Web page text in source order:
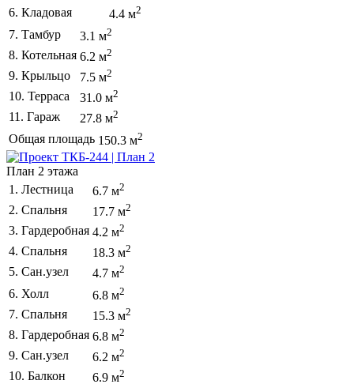
6. Кладовая 4.4 м2
7. Тамбур 3.1 м2
8. Котельная 6.2 м2
9. Крыльцо 7.5 м2
10. Терраса 31.0 м2
11. Гараж 27.8 м2
Общая площадь 150.3 м2
План 2 этажа
1. Лестница
6.7 м2
2. Спальня 17.7 м2
3. Гардеробная 4.2 м2
4. Спальня 18.3 м2
5. Сан.узел 4.7 м2
6. Холл 6.8 м2
7. Спальня 15.3 м2
8. Гардеробная 6.8 м2
9. Сан.узел 6.2 м2
10. Балкон 6.9 м2